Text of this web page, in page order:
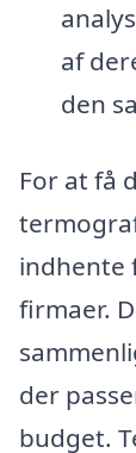
af
den
For at få
indhente
firmaer.
der
budget.